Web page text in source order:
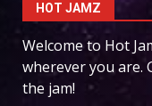
HOT JAMZ
Welcome to Hot
wherever you are.
the jam!